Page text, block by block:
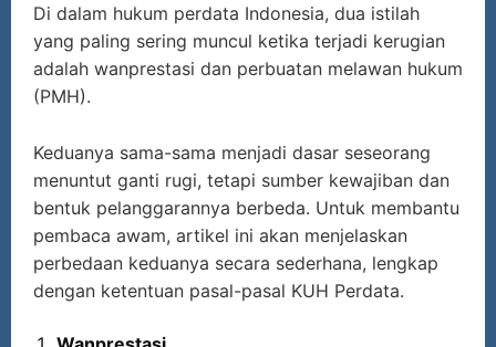
Di dalam hukum perdata Indonesia, dua istilah
yang paling sering muncul ketika terjadi kerugian
adalah wanprestasi dan perbuatan melawan hukum
(PMH).
Keduanya sama-sama menjadi dasar seseorang
menuntut ganti rugi, tetapi sumber kewajiban dan
bentuk pelanggarannya berbeda. Untuk membantu
pembaca awam, artikel ini akan menjelaskan
perbedaan keduanya secara sederhana, lengkap
dengan ketentuan pasal-pasal KUH Perdata.